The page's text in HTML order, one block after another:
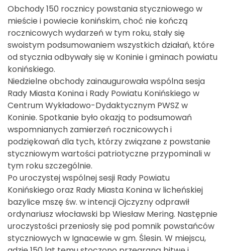
Obchody 150 rocznicy powstania styczniowego w
mieście i powiecie konińskim, choć nie kończą
rocznicowych wydarzeń w tym roku, stały się
swoistym podsumowaniem wszystkich działań, które
od stycznia odbywały się w Koninie i gminach powiatu
konińskiego.
Niedzielne obchody zainaugurowała wspólna sesja
Rady Miasta Konina i Rady Powiatu Konińskiego w
Centrum Wykładowo-Dydaktycznym PWSZ w
Koninie. Spotkanie było okazją to podsumowań
wspomnianych zamierzeń rocznicowych i
podziękowań dla tych, którzy związane z powstanie
styczniowym wartości patriotyczne przypominali w
tym roku szczególnie.
Po uroczystej wspólnej sesji Rady Powiatu
Konińskiego oraz Rady Miasta Konina w licheńskiej
bazylice mszę św. w intencji Ojczyzny odprawił
ordynariusz włocławski bp Wiesław Mering. Następnie
uroczystości przeniosły się pod pomnik powstańców
styczniowych w Ignacewie w gm. Ślesin. W miejscu,